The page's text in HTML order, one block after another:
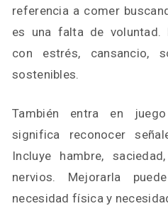
referencia a comer
es una falta de voluntad.
con estrés, cansancio,
sostenibles.
También entra en
significa reconocer
Incluye hambre,
nervios. Mejorarla
necesidad física y